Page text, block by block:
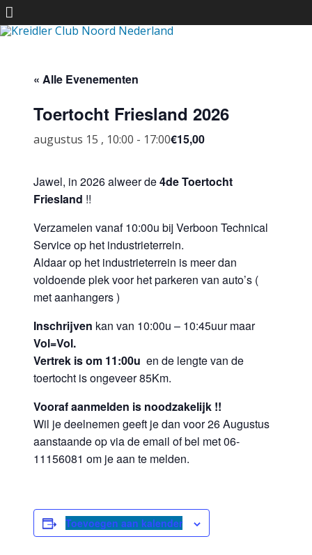
« Alle Evenementen
Toertocht Friesland 2026
augustus 15 , 10:00 - 17:00€15,00
Jawel, in 2026 alweer de4deToertocht
Friesland !!
Verzamelen vanaf 10:00u bij Verboon Technical
Service op het industrieterrein.
Aldaar op het industrieterrein is meer dan
voldoende plek voor het parkeren van auto’s (
met aanhangers )
Inschrijven kan van 10:00u – 10:45uur maar
Vol=Vol.
Vertrek is om 11:00u en de lengte van de
toertocht is ongeveer 85Km.
Vooraf aanmelden is noodzakelijk !!
Wil je deelnemen geeft je dan voor 26 Augustus
aanstaande op via de email of bel met 06-
11156081 om je aan te melden.
Toevoegen aan kalender